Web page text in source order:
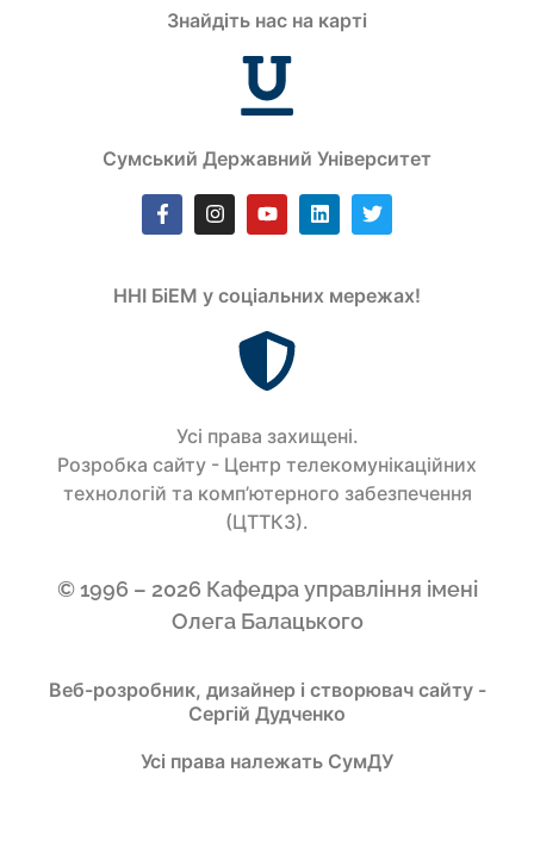
Знайдіть нас на карті
Сумський Державний Університет
ННІ БіЕМ у соціальних мережах!
Усi права захищенi.
Розробка сайту - Центр телекомунікаційних
технологій та комп’ютерного забезпечення
(ЦТТКЗ).
© 1996 – 2026 Кафедра управління імені
Олега Балацького
Веб-розробник, дизайнер і створювач сайту -
Сергій Дудченко
Усі права належать СумДУ